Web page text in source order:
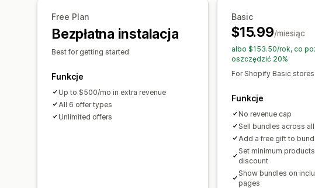
Free Plan
Bezpłatna instalacja
Best for getting started
Funkcje
Up to $500/mo in extra revenue
All 6 offer types
Unlimited offers
Basic
$15.99/miesiąc
albo $153.50/rok, co
oszczędzić 20%
For Shopify Basic
Funkcje
No revenue cap
Sell bundles across
Add a free gift to
Set minimum
discount
Show bundles on
pages